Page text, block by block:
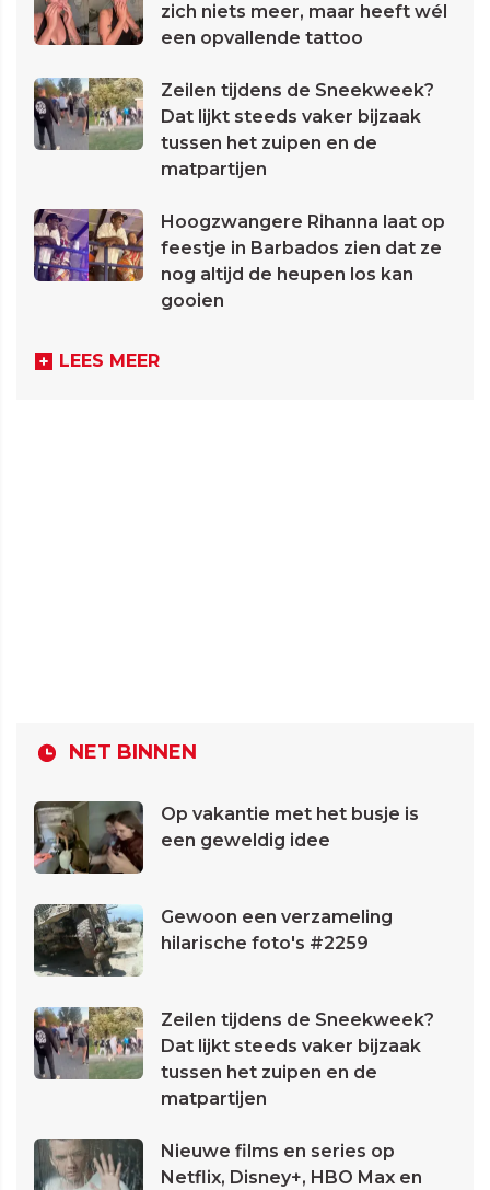
zich niets meer, maar heeft wél
een opvallende tattoo
Zeilen tijdens de Sneekweek?
Dat lijkt steeds vaker bijzaak
tussen het zuipen en de
matpartijen
Hoogzwangere Rihanna laat op
feestje in Barbados zien dat ze
nog altijd de heupen los kan
gooien
LEES MEER
NET BINNEN
Op vakantie met het busje is
een geweldig idee
Gewoon een verzameling
hilarische foto's #2259
Zeilen tijdens de Sneekweek?
Dat lijkt steeds vaker bijzaak
tussen het zuipen en de
matpartijen
Nieuwe films en series op
Netflix, Disney+, HBO Max en